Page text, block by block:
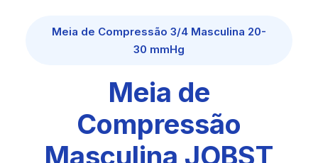
Meia de Compressão 3/4 Masculina 20-
30 mmHg
Meia de
Compressão
Masculina JOBST